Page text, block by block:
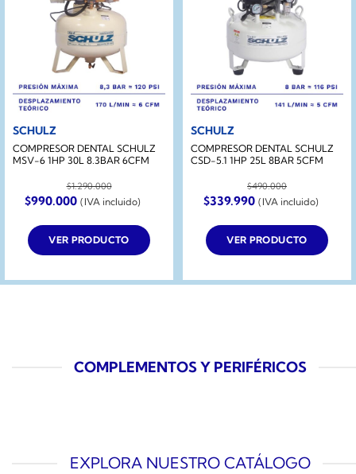
SCHULZ
COMPRESOR DENTAL SCHULZ
MSV-6 1HP 30L 8.3BAR 6CFM
$1.290.000
El
precio
era:
$1.290.000.
$990.000El
precio
es:
$990.000.
(IVA incluido)
VER PRODUCTO
SCHULZ
COMPRESOR DENTAL SCHULZ
CSD-5.1 1HP 25L 8BAR 5CFM
$490.000
El
precio
era:
$490.000.
$339.990El
precio
es:
$339.990.
(IVA incluido)
VER PRODUCTO
COMPLEMENTOS Y PERIFÉRICOS
EXPLORA NUESTRO CATÁLOGO